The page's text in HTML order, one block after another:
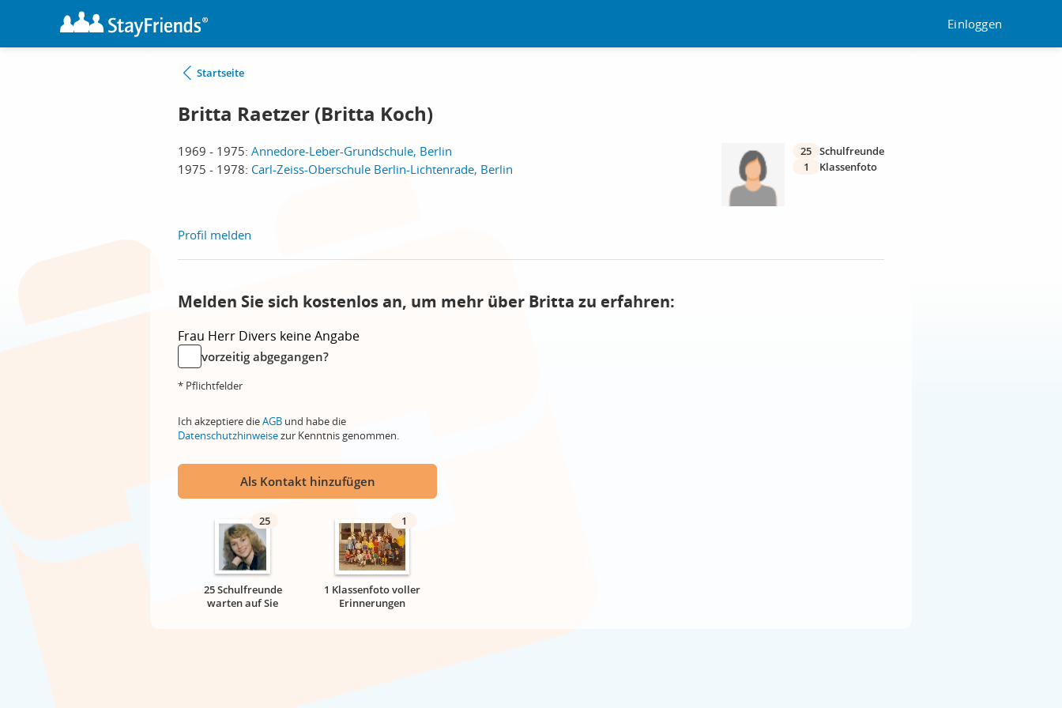
Einloggen
Startseite
Britta Raetzer (Britta Koch)
1969 - 1975: Annedore-Leber-Grundschule, Berlin
1975 - 1978: Carl-Zeiss-Oberschule Berlin-Lichtenrade, Berlin
25 Schulfreunde
1
Klassenfoto
Profil melden
Melden Sie sich kostenlos an, um mehr über Britta zu erfahren:
Frau Herr Divers keine Angabe
vorzeitig abgegangen?
* Pflichtfelder
Ich akzeptiere dieAGB und habe die
Datenschutzhinweisezur Kenntnis genommen.
Als Kontakt hinzufügen
25
25 Schulfreunde
warten auf Sie
1
1 Klassenfoto voller
Erinnerungen